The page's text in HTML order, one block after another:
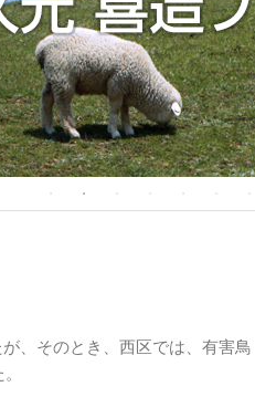
、そのとき、西区では、有害鳥